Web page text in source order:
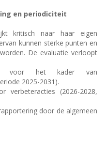
en periodiciteit
kritisch naar haar eigen
kunnen sterke punten en
De evaluatie verloopt
voor het kader van
2025-2031).
verbeteracties (2026-2028,
door de algemeen